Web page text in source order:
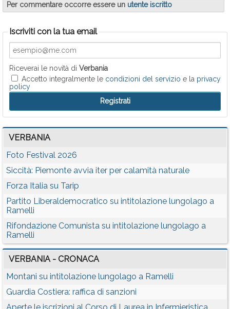
Per commentare occorre essere un utente iscritto
Iscriviti con la tua email
Riceverai le novità di Verbania
Accetto integralmente le condizioni del servizio e la privacy
policy
VERBANIA
Foto Festival 2026
Siccità: Piemonte avvia iter per calamità naturale
Forza Italia su Tarip
Partito Liberaldemocratico su intitolazione lungolago a
Ramelli
Rifondazione Comunista su intitolazione lungolago a
Ramelli
VERBANIA - CRONACA
Montani su intitolazione lungolago a Ramelli
Guardia Costiera: raffica di sanzioni